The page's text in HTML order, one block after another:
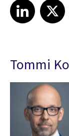
Share article on LinkedIn
LinkedIn
Share article
Tommi